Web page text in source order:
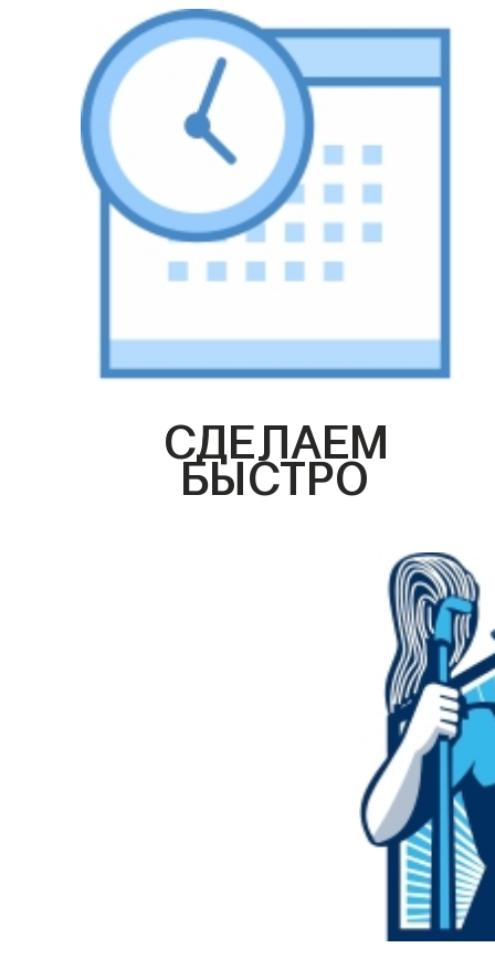
СДЕЛАЕМ
БЫСТРО